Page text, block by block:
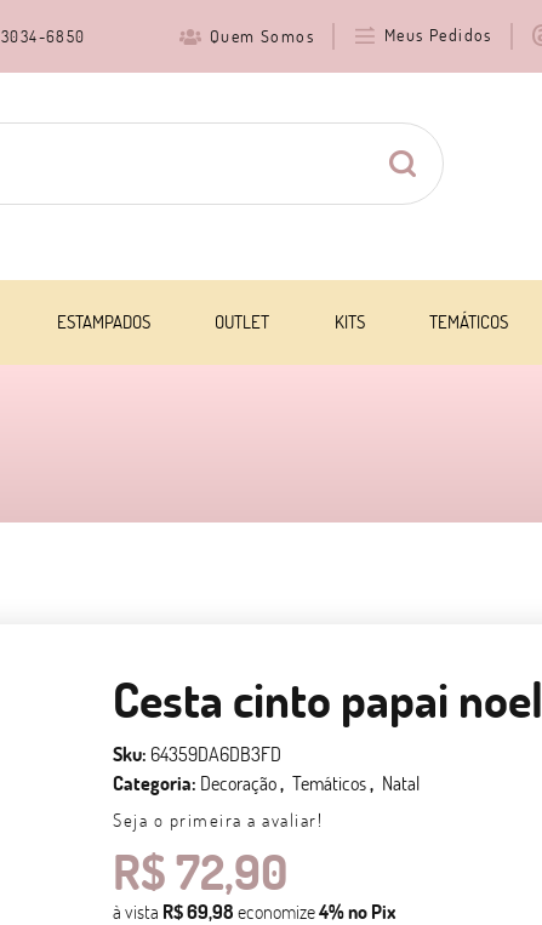
3034-6850 Quem Somos Meus Pedidos
ESTAMPADOS OUTLET KITS TEMÁTICOS
Cesta cinto papai noel
Sku: 64359DA6DB3FD
Categoria: Decoração Temáticos Natal
Seja o primeira a avaliar!
R$ 72,90
à vista R$ 69,98 economize4%no Pix